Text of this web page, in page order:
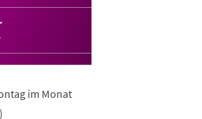
im Monat